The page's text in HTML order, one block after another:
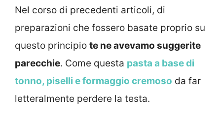
Nel corso di precedenti articoli, di
preparazioni che fossero basate proprio su
questo principio te ne avevamo suggerite
parecchie. Come questa pasta a base di
tonno, piselli e formaggio cremoso da far
letteralmente perdere la testa.